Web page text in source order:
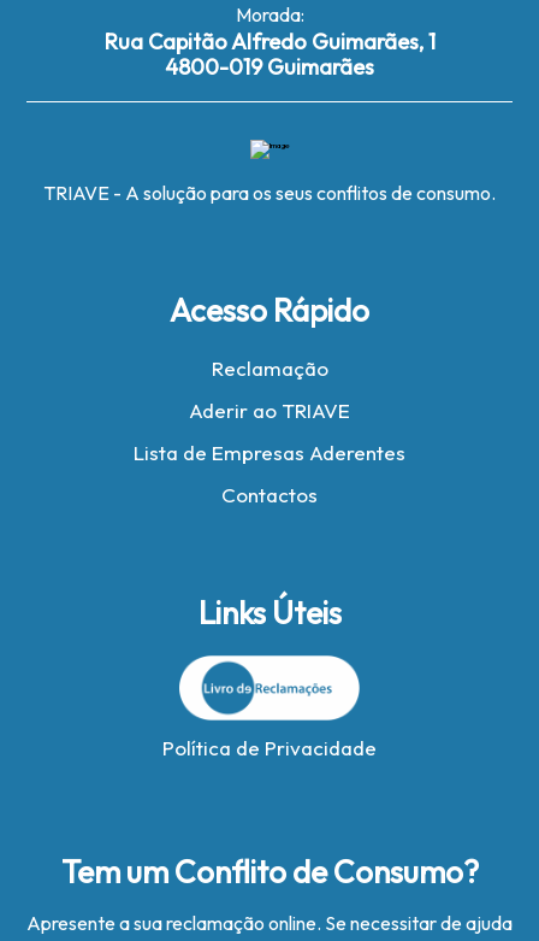
Morada:
Rua Capitão Alfredo Guimarães, 1
4800-019 Guimarães
TRIAVE - A solução para os seus conflitos de consumo.
Acesso Rápido
Reclamação
Aderir ao TRIAVE
Lista de Empresas Aderentes
Contactos
Links Úteis
Política de Privacidade
Tem um Conflito de Consumo?
Apresente a sua reclamação online. Se necessitar de ajuda